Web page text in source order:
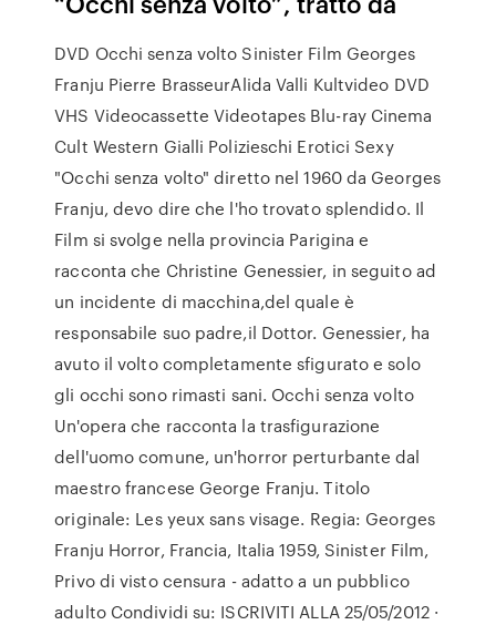
DVD Occhi senza volto Sinister Film Georges
Franju Pierre BrasseurAlida Valli Kultvideo DVD
VHS Videocassette Videotapes Blu-ray Cinema
Cult Western Gialli Polizieschi Erotici Sexy
"Occhi senza volto" diretto nel 1960 da Georges
Franju, devo dire che l'ho trovato splendido. Il
Film si svolge nella provincia Parigina e
racconta che Christine Genessier, in seguito ad
un incidente di macchina,del quale è
responsabile suo padre,il Dottor. Genessier, ha
avuto il volto completamente sfigurato e solo
gli occhi sono rimasti sani. Occhi senza volto
Un'opera che racconta la trasfigurazione
dell'uomo comune, un'horror perturbante dal
maestro francese George Franju. Titolo
originale: Les yeux sans visage. Regia: Georges
Franju Horror, Francia, Italia 1959, Sinister Film,
Privo di visto censura - adatto a un pubblico
adulto Condividi su: ISCRIVITI ALLA 25/05/2012 ·